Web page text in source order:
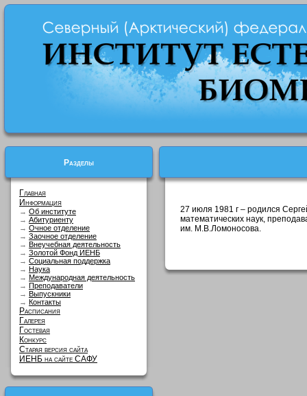
Разделы
Главная
Информация
→ Об институте
→ Абитуриенту
→ Очное отделение
→ Заочное отделение
→ Внеучебная деятельность
→ Золотой Фонд ИЕНБ
→ Социальная поддержка
→ Наука
→ Международная деятельность
→ Преподаватели
→ Выпускники
→ Контакты
Расписания
Галерея
Гостевая
Конкурс
Старая версия сайта
ИЕНБ на сайте САФУ
27 июля 1981 г – родился
математических наук,
им. М.В.Ломоносова.